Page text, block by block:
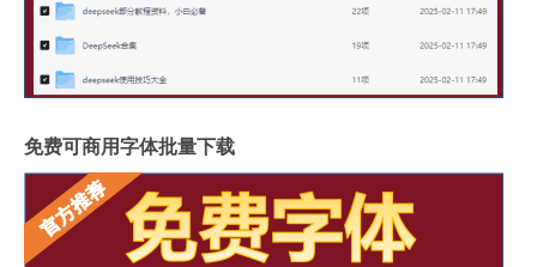
免费可商用字体批量下载